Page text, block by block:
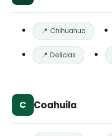
📍 Chihuahua
📍 Delicias
C Coahuila